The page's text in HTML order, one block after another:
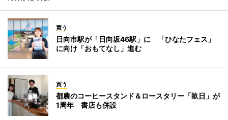
買う
日向市駅が「日向坂46駅」に 「ひなたフェス」
に向け「おもてなし」進む
買う
都農のコーヒースタンド＆ロースタリー「畝日」が
1周年 書店も併設